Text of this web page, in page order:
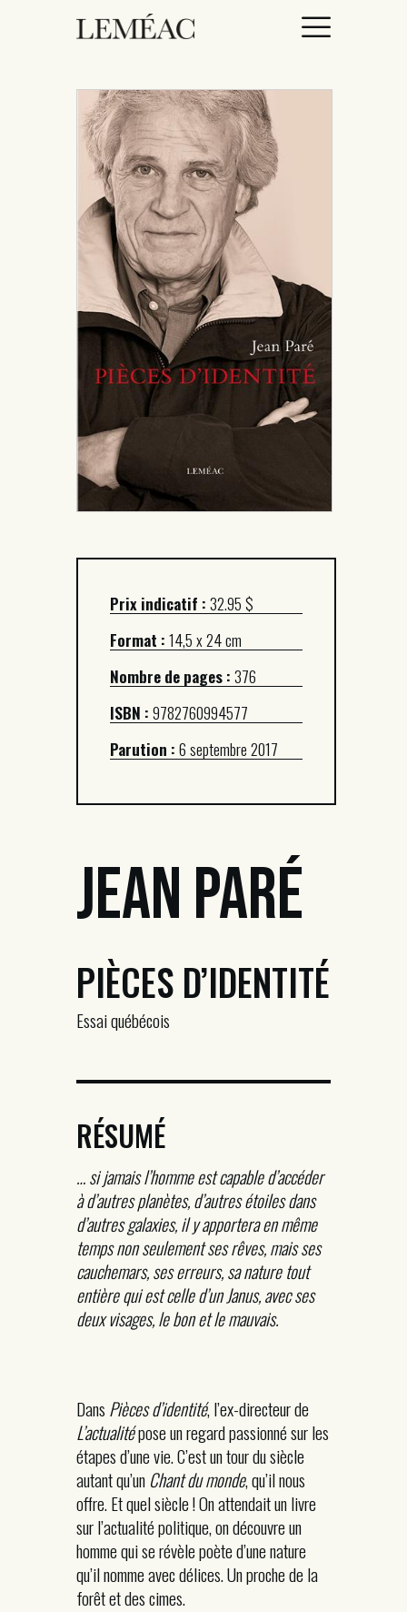
ACCUEIL
CATALOGUE
AUTEURICES
DROITS / RIGHTS
À PROPOS
Prix indicatif :32.95 $
Format :14,5 x 24 cm
Nombre de pages :376
ISBN :9782760994577
Parution :6 septembre 2017
Jean Paré
PIÈCES D’IDENTITÉ
Essai québécois
RÉSUMÉ
… si jamais l’homme est capable d’accéder
à d’autres planètes, d’autres étoiles dans
d’autres galaxies, il y apportera en même
temps non seulement ses rêves, mais ses
cauchemars, ses erreurs, sa nature tout
entière qui est celle d’un Janus, avec ses
deux visages, le bon et le mauvais.
Dans Pièces d’identité, l’ex-directeur de
L’actualitépose un regard passionné sur les
étapes d’une vie. C’est un tour du siècle
autant qu’un Chant du monde, qu’il nous
offre. Et quel siècle ! On attendait un livre
sur l’actualité politique, on découvre un
homme qui se révèle poète d’une nature
qu’il nomme avec délices. Un proche de la
forêt et des cimes.